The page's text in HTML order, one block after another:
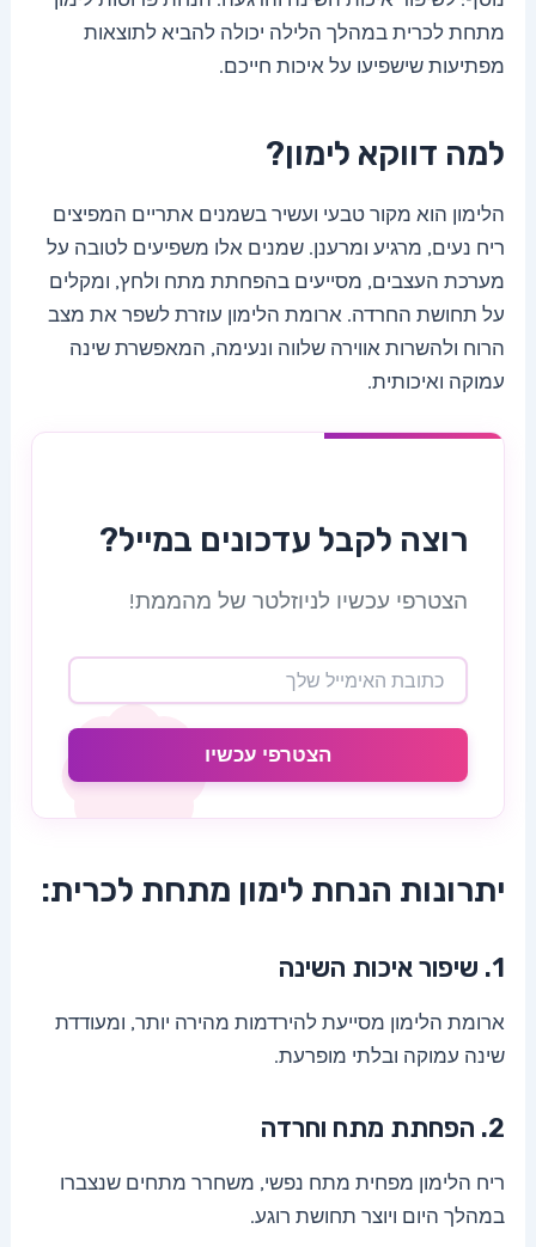
מתחת לכרית במהלך הלילה יכולה להביא לתוצאות
מפתיעות שישפיעו על איכות חייכם.
למה דווקא לימון?
הלימון הוא מקור טבעי ועשיר בשמנים אתריים המפיצים
ריח נעים, מרגיע ומרענן. שמנים אלו משפיעים לטובה על
מערכת העצבים, מסייעים בהפחתת מתח ולחץ, ומקלים
על תחושת החרדה. ארומת הלימון עוזרת לשפר את מצב
הרוח ולהשרות אווירה שלווה ונעימה, המאפשרת שינה
עמוקה ואיכותית.
רוצה לקבל עדכונים במייל?
הצטרפי עכשיו לניוזלטר של מהממת!
הצטרפי עכשיו
יתרונות הנחת לימון מתחת לכרית:
1. שיפור איכות השינה
ארומת הלימון מסייעת להירדמות מהירה יותר, ומעודדת
שינה עמוקה ובלתי מופרעת.
2. הפחתת מתח וחרדה
ריח הלימון מפחית מתח נפשי, משחרר מתחים שנצברו
במהלך היום ויוצר תחושת רוגע.